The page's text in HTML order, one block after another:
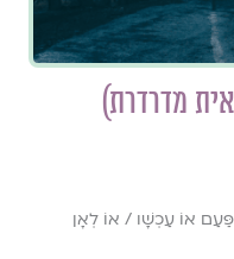
מדרדרת)
אוֹ עַכְשָׁו / אוֹ לְאָן